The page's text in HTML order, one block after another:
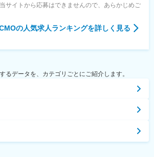
サイトから応募はできませんので、あらかじめご
の人気求人ランキングを詳しく見る
るデータを、カテゴリごとにご紹介します。